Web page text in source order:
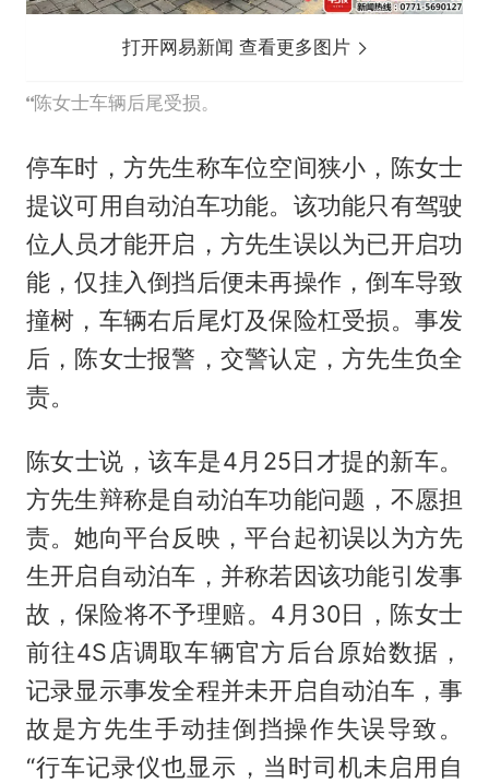
打开网易新闻 查看更多图片
陈女士车辆后尾受损。
停车时，方先生称车位空间狭小，陈女士
提议可用自动泊车功能。该功能只有驾驶
位人员才能开启，方先生误以为已开启功
能，仅挂入倒挡后便未再操作，倒车导致
撞树，车辆右后尾灯及保险杠受损。事发
后，陈女士报警，交警认定，方先生负全
责。
陈女士说，该车是4月25日才提的新车。
方先生辩称是自动泊车功能问题，不愿担
责。她向平台反映，平台起初误以为方先
生开启自动泊车，并称若因该功能引发事
故，保险将不予理赔。4月30日，陈女士
前往4S店调取车辆官方后台原始数据，
记录显示事发全程并未开启自动泊车，事
故是方先生手动挂倒挡操作失误导致。
“行车记录仪也显示，当时司机未启用自